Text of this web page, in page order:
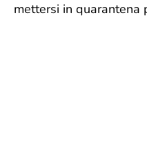
mettersi in quarantena